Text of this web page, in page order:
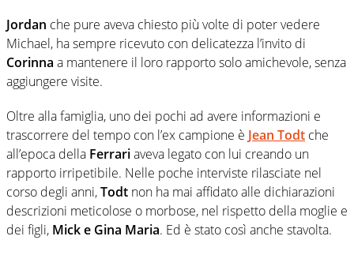
Jordan che pure aveva chiesto più volte di poter vedere
Michael, ha sempre ricevuto con delicatezza l’invito di
Corinna a mantenere il loro rapporto solo amichevole, senza
aggiungere visite.
Oltre alla famiglia, uno dei pochi ad avere informazioni e
trascorrere del tempo con l’ex campione è Jean Todt che
all’epoca della Ferrariaveva legato con lui creando un
rapporto irripetibile. Nelle poche interviste rilasciate nel
corso degli anni,Todt non ha mai affidato alle dichiarazioni
descrizioni meticolose o morbose, nel rispetto della moglie e
dei figli, Mick e Gina Maria. Ed è stato così anche stavolta.